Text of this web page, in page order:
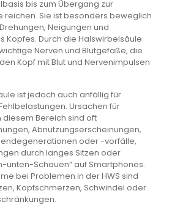
bis zum Übergang zur
reichen. Sie ist besonders beweglich
Neigungen und
Kopfes. Durch die Halswirbelsäule
Nerven und Blutgefäße, die
Kopf mit Blut und Nervenimpulsen
ist jedoch auch anfällig für
Ursachen für
Bereich sind oft
Abnutzungserscheinungen,
oder -vorfälle,
durch langes Sitzen oder
unten-Schauen“ auf Smartphones.
bei Problemen in der HWS sind
Kopfschmerzen, Schwindel oder